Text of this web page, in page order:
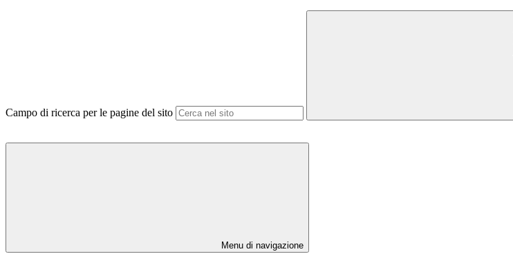
Campo di ricerca per le pagine del sito
Menu di navigazione